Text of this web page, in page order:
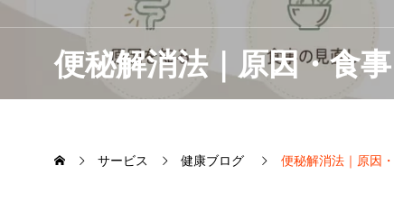
便秘解消法｜原因・食
サービス 健康ブログ 便秘解消法｜原因